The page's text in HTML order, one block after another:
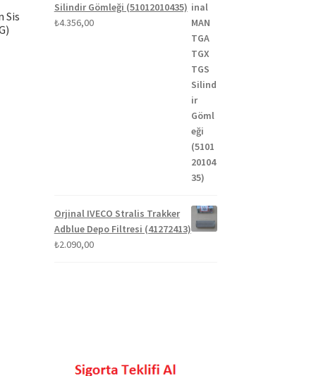
Sis
Silindir Gömleği (51012010435)
₺4.356,00
Orjinal IVECO Stralis Trakker
Adblue Depo Filtresi (41272413)
₺2.090,00